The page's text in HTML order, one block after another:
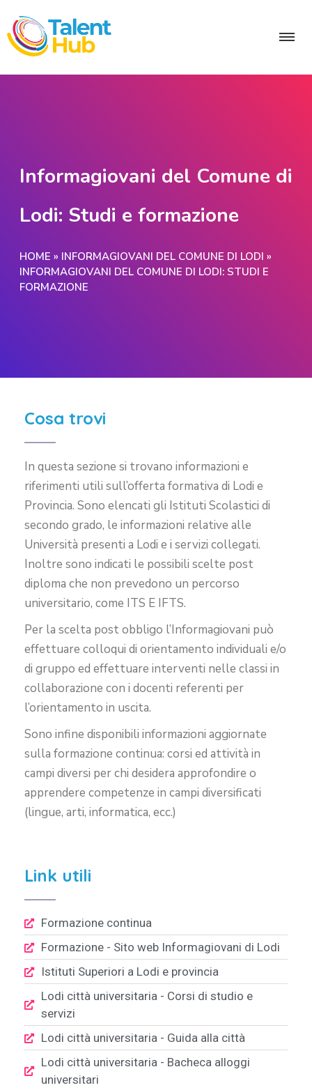
Informagiovani del Comune di
Lodi: Studi e formazione
HOME » INFORMAGIOVANI DEL COMUNE DI LODI »
INFORMAGIOVANI DEL COMUNE DI LODI: STUDI E
FORMAZIONE
Cosa trovi
In questa sezione si trovano informazioni e
riferimenti utili sull’offerta formativa di Lodi e
Provincia. Sono elencati gli Istituti Scolastici di
secondo grado, le informazioni relative alle
Università presenti a Lodi e i servizi collegati.
Inoltre sono indicati le possibili scelte post
diploma che non prevedono un percorso
universitario, come ITS E IFTS.
Per la scelta post obbligo l’Informagiovani può
effettuare colloqui di orientamento individuali e/o
di gruppo ed effettuare interventi nelle classi in
collaborazione con i docenti referenti per
l’orientamento in uscita.
Sono infine disponibili informazioni aggiornate
sulla formazione continua: corsi ed attività in
campi diversi per chi desidera approfondire o
apprendere competenze in campi diversificati
(lingue, arti, informatica, ecc.)
Link utili
Formazione continua
Formazione - Sito web Informagiovani di Lodi
Istituti Superiori a Lodi e provincia
Lodi città universitaria - Corsi di studio e
servizi
Lodi città universitaria - Guida alla città
Lodi città universitaria - Bacheca alloggi
universitari